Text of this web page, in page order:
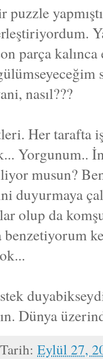
puzzle
parça
nasıl???
Her tarafta iş
Yorgunum..
musun?
duyurmaya
olup da
Dünya
Tarih: Eylül 27,